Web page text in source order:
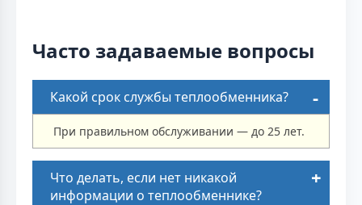
Часто задаваемые вопросы
Какой срок службы теплообменника?
При правильном обслуживании — до 25 лет.
Что делать, если нет никакой
информации о теплообменнике?